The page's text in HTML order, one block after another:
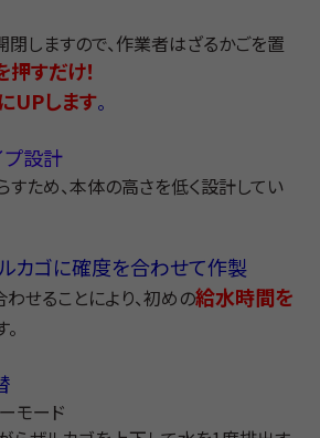
閉しますので、作業者はざるかごを置
すだけ！
UPします。
設計
すため、本体の高さを低く設計してい
カゴに確度を合わせて作製
せることにより、初めの給水時間を
モード